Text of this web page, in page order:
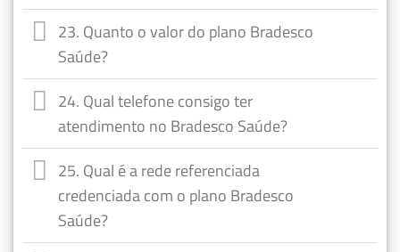
23. Quanto o valor do plano Bradesco
Saúde?
24. Qual telefone consigo ter
atendimento no Bradesco Saúde?
25. Qual é a rede referenciada
credenciada com o plano Bradesco
Saúde?